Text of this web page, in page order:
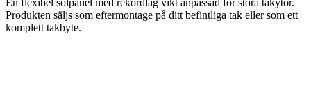
En flexibel solpanel med rekordlåg vikt anpassad för stora takytor.
Produkten säljs som eftermontage på ditt befintliga tak eller som ett
komplett takbyte.